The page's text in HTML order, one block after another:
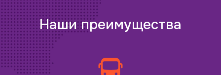
Наши преимущества